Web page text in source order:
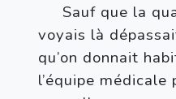
Sauf que la
voyais là
qu’on donnait
l’équipe